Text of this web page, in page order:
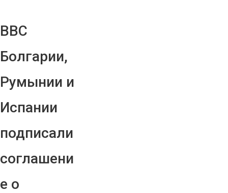
ВВС
Болгарии,
Румынии и
Испании
подписали
соглашени
е о